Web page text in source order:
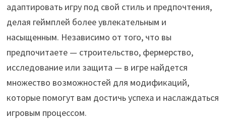
адаптировать игру под свой стиль и предпочтения,
делая геймплей более увлекательным и
насыщенным. Независимо от того, что вы
предпочитаете — строительство, фермерство,
исследование или защита — в игре найдется
множество возможностей для модификаций,
которые помогут вам достичь успеха и наслаждаться
игровым процессом.